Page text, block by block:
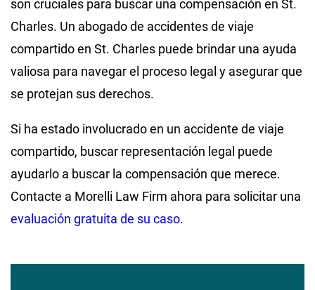
son cruciales para buscar una compensación en St.
Charles. Un abogado de accidentes de viaje
compartido en St. Charles puede brindar una ayuda
valiosa para navegar el proceso legal y asegurar que
se protejan sus derechos.
Si ha estado involucrado en un accidente de viaje
compartido, buscar representación legal puede
ayudarlo a buscar la compensación que merece.
Contacte a Morelli Law Firm ahora para solicitar una
evaluación gratuita de su caso.